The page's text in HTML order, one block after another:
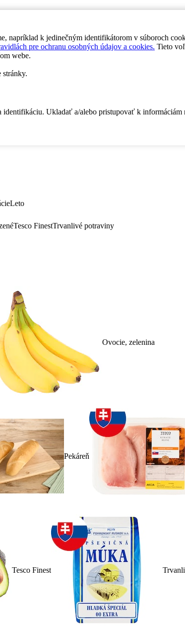
napríklad k jedinečným identifikátorom v súboroch
pre ochranu osobných údajov a cookies. Tieto
webe.
stránky.
Ukladať a/alebo pristupovať k informáciám
Leto
Tesco FinestTrvanlivé potraviny
Ovocie, zelenina
Pekáreň
Tesco Finest